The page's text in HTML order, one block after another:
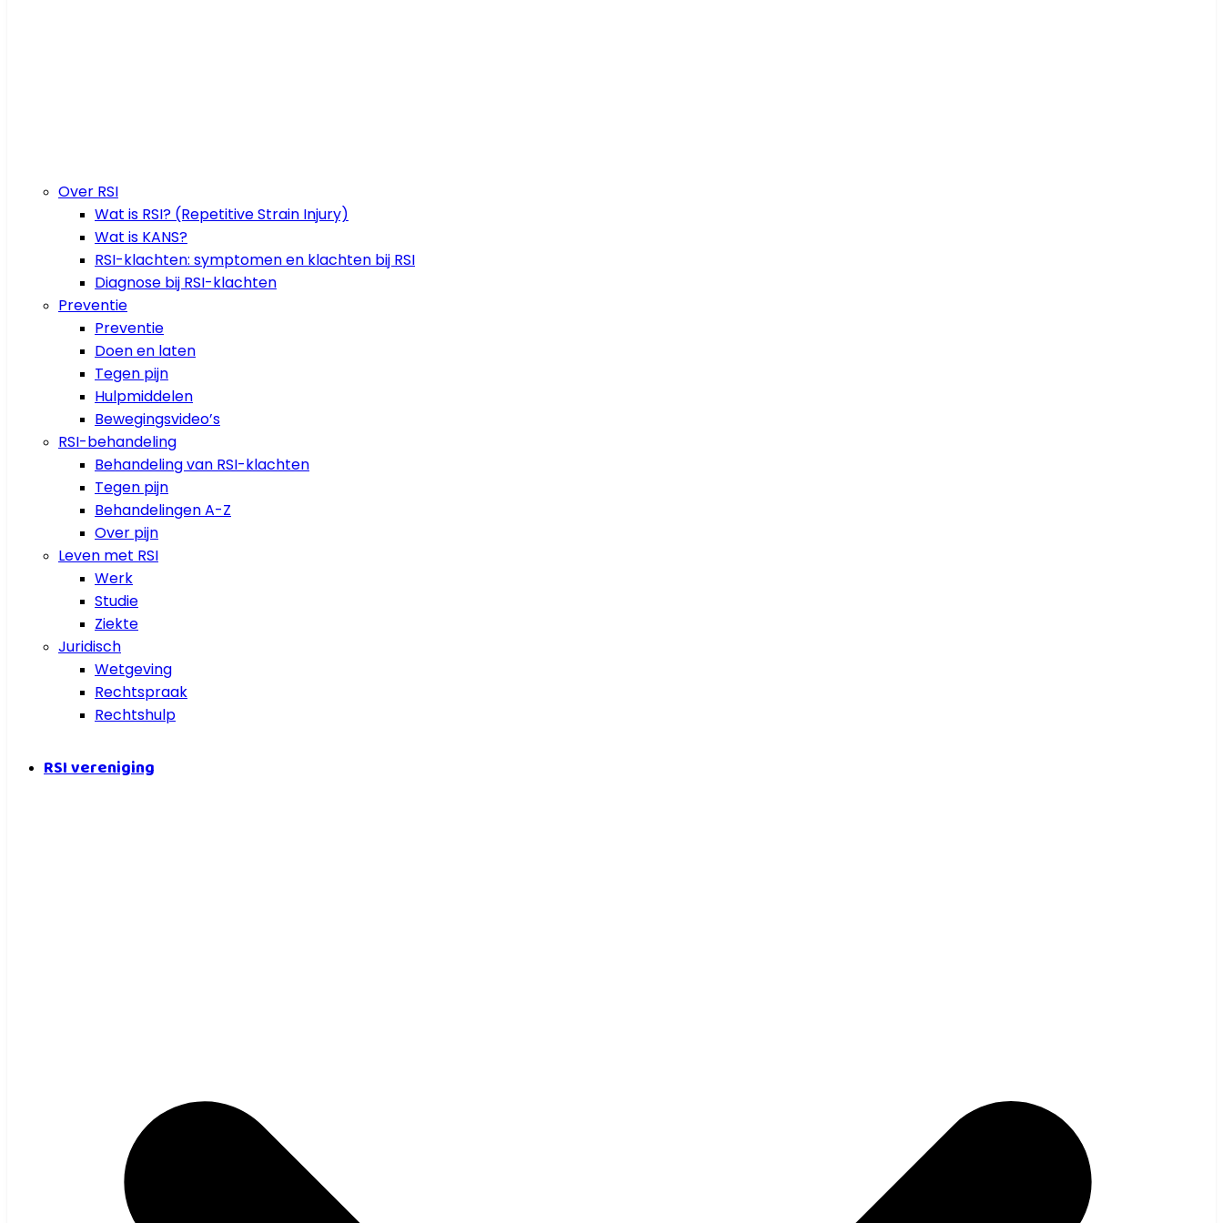
Over RSI
Wat is RSI? (Repetitive Strain Injury)
Wat is KANS?
RSI-klachten: symptomen en klachten bij RSI
Diagnose bij RSI-klachten
Preventie
Preventie
Doen en laten
Tegen pijn
Hulpmiddelen
Bewegingsvideo’s
RSI-behandeling
Behandeling van RSI-klachten
Tegen pijn
Behandelingen A-Z
Over pijn
Leven met RSI
Werk
Studie
Ziekte
Juridisch
Wetgeving
Rechtspraak
Rechtshulp
RSI vereniging